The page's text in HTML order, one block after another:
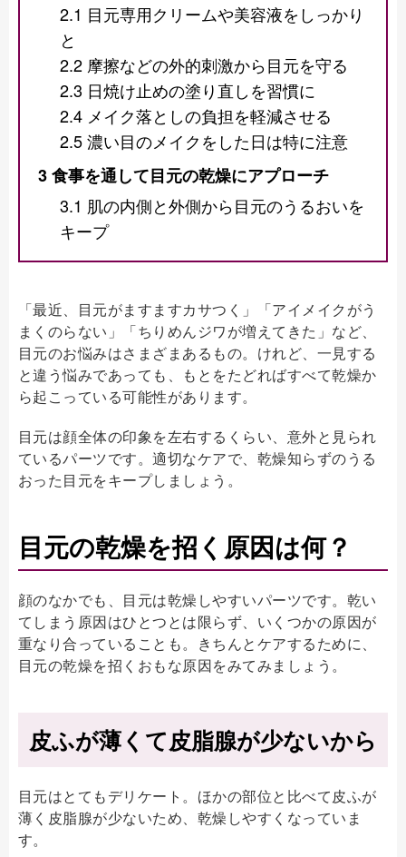
2.1 目元専用クリームや美容液をしっかり
と
2.2 摩擦などの外的刺激から目元を守る
2.3 日焼け止めの塗り直しを習慣に
2.4 メイク落としの負担を軽減させる
2.5濃い目のメイクをした日は特に注意
3食事を通して目元の乾燥にアプローチ
3.1 肌の内側と外側から目元のうるおいを
キープ
「最近、目元がますますカサつく」「アイメイクがう
まくのらない」「ちりめんジワが増えてきた」など、
目元のお悩みはさまざまあるもの。けれど、一見する
と違う悩みであっても、もとをたどればすべて乾燥か
ら起こっている可能性があります。
目元は顔全体の印象を左右するくらい、意外と見られ
ているパーツです。適切なケアで、乾燥知らずのうる
おった目元をキープしましょう。
目元の乾燥を招く原因は何？
顔のなかでも、目元は乾燥しやすいパーツです。乾い
てしまう原因はひとつとは限らず、いくつかの原因が
重なり合っていることも。きちんとケアするために、
目元の乾燥を招くおもな原因をみてみましょう。
皮ふが薄くて皮脂腺が少ないから
目元はとてもデリケート。ほかの部位と比べて皮ふが
薄く皮脂腺が少ないため、乾燥しやすくなっていま
す。